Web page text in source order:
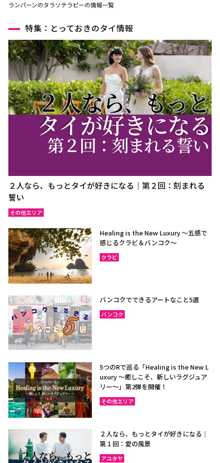
ランパーンのタラソテラピーの情報一覧
特集：とっておきのタイ情報
２人なら、もっとタイが好きになる｜第２回：刻まれる
誓い
その他エリア
Healing is the New Luxury ～五感で
感じるクラビ＆バンコク～
クラビ
バンコクでできるアートなこと5選
バンコク
5つのRで巡る「Healing is the New L
uxury ～癒しこそ、新しいラグジュア
リー〜」第2弾を開催！
その他エリア
２人なら、もっとタイが好きになる｜
第１回：愛の風景
アユタヤ